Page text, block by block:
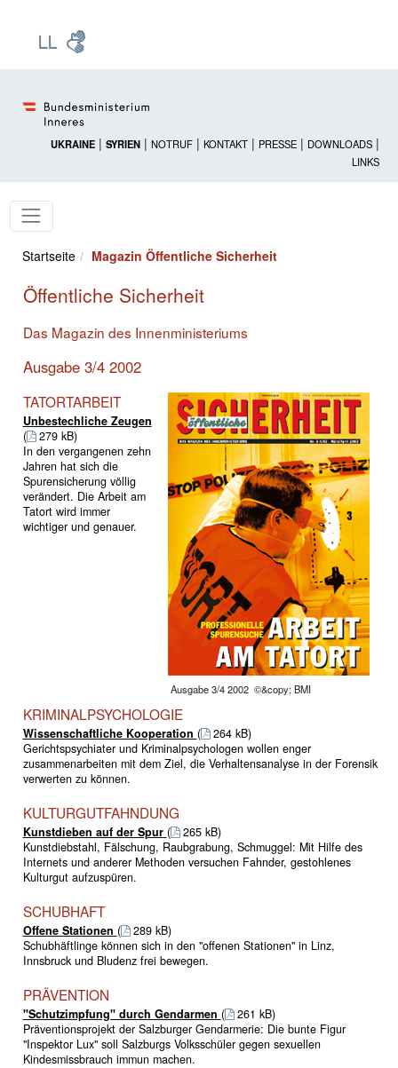
UKRAINE | SYRIEN | NOTRUF | KONTAKT | PRESSE | DOWNLOADS |
LINKS
Startseite Magazin Öffentliche Sicherheit
Öffentliche Sicherheit
Das Magazin des Innenministeriums
Ausgabe 3/4 2002
Ausgabe 3/4 2002 ©&copy; BMI
TATORTARBEIT
Unbestechliche Zeugen
(
279 kB)
In den vergangenen zehn
Jahren hat sich die
Spurensicherung völlig
verändert. Die Arbeit am
Tatort wird immer
wichtiger und genauer.
KRIMINALPSYCHOLOGIE
Wissenschaftliche Kooperation (
264 kB)
Gerichtspsychiater und Kriminalpsychologen wollen enger
zusammenarbeiten mit dem Ziel, die Verhaltensanalyse in der Forensik
verwerten zu können.
KULTURGUTFAHNDUNG
Kunstdieben auf der Spur (
265 kB)
Kunstdiebstahl, Fälschung, Raubgrabung, Schmuggel: Mit Hilfe des
Internets und anderer Methoden versuchen Fahnder, gestohlenes
Kulturgut aufzuspüren.
SCHUBHAFT
Offene Stationen (
289 kB)
Schubhäftlinge können sich in den "offenen Stationen" in Linz,
Innsbruck und Bludenz frei bewegen.
PRÄVENTION
"Schutzimpfung" durch Gendarmen (
261 kB)
Präventionsprojekt der Salzburger Gendarmerie: Die bunte Figur
"Inspektor Lux" soll Salzburgs Volksschüler gegen sexuellen
Kindesmissbrauch immun machen.